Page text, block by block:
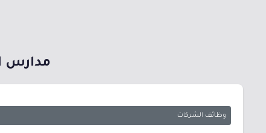
مدارس
وظائف الشركات